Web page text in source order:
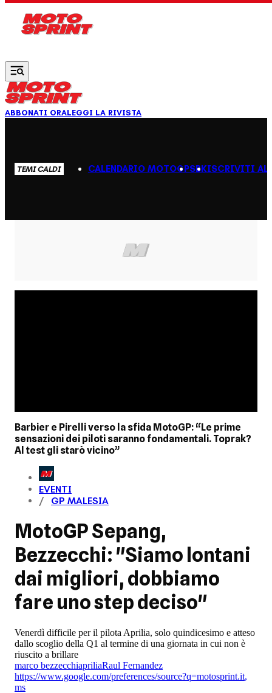
ABBONATI ORALEGGI LA RIVISTA
TEMI CALDI CALENDARIO MOTOGPSBKISCRIVITI AL
Barbier e Pirelli verso la sfida MotoGP: “Le prime
sensazioni dei piloti saranno fondamentali. Toprak?
Al test gli starò vicino”
EVENTI
GP MALESIA
MotoGP Sepang,
Bezzecchi: "Siamo lontani
dai migliori, dobbiamo
fare uno step deciso"
Venerdì difficile per il pilota Aprilia, solo quindicesimo e atteso
dallo scoglio della Q1 al termine di una giornata in cui non è
riuscito a brillare
marco bezzecchiapriliaRaul Fernandez
https://www.google.com/preferences/source?q=motosprint.it,
ms